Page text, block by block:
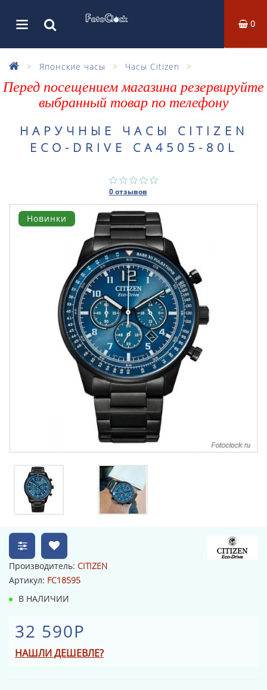
0
Японские часы Часы Citizen
Перед посещением магазина резервируйте
выбранный товар по телефону
НАРУЧНЫЕ ЧАСЫ CITIZEN
ECO-DRIVE CA4505-80L
0 отзывов
Новинки
Производитель: CITIZEN
Артикул: FC18595
В НАЛИЧИИ
32 590Р
НАШЛИ ДЕШЕВЛЕ?